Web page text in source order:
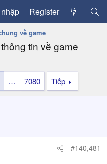
Register
về game
tin về game
… 7080 Tiếp
#140,481